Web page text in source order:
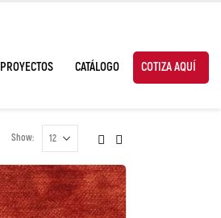
PROYECTOS CATÁLOGO COTIZA AQUÍ
Show: